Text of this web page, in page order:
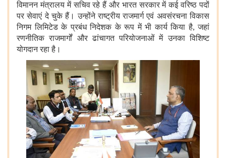
विमानन मंत्रालय में सचिव रहे हैं और भारत सरकार में कई वरिष्ठ पदों
पर सेवाएं दे चुके हैं। उन्होंने राष्ट्रीय राजमार्ग एवं अवसंरचना विकास
निगम लिमिटेड के प्रबंध निदेशक के रूप में भी कार्य किया है, जहां
रणनीतिक राजमार्गों और ढांचागत परियोजनाओं में उनका विशिष्‍ट
योगदान रहा है।